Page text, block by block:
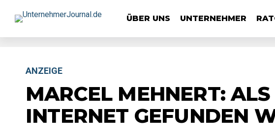
ÜBER UNS UNTERNEHMER
ANZEIGE
MARCEL MEHNERT:
INTERNET GEFUNDEN